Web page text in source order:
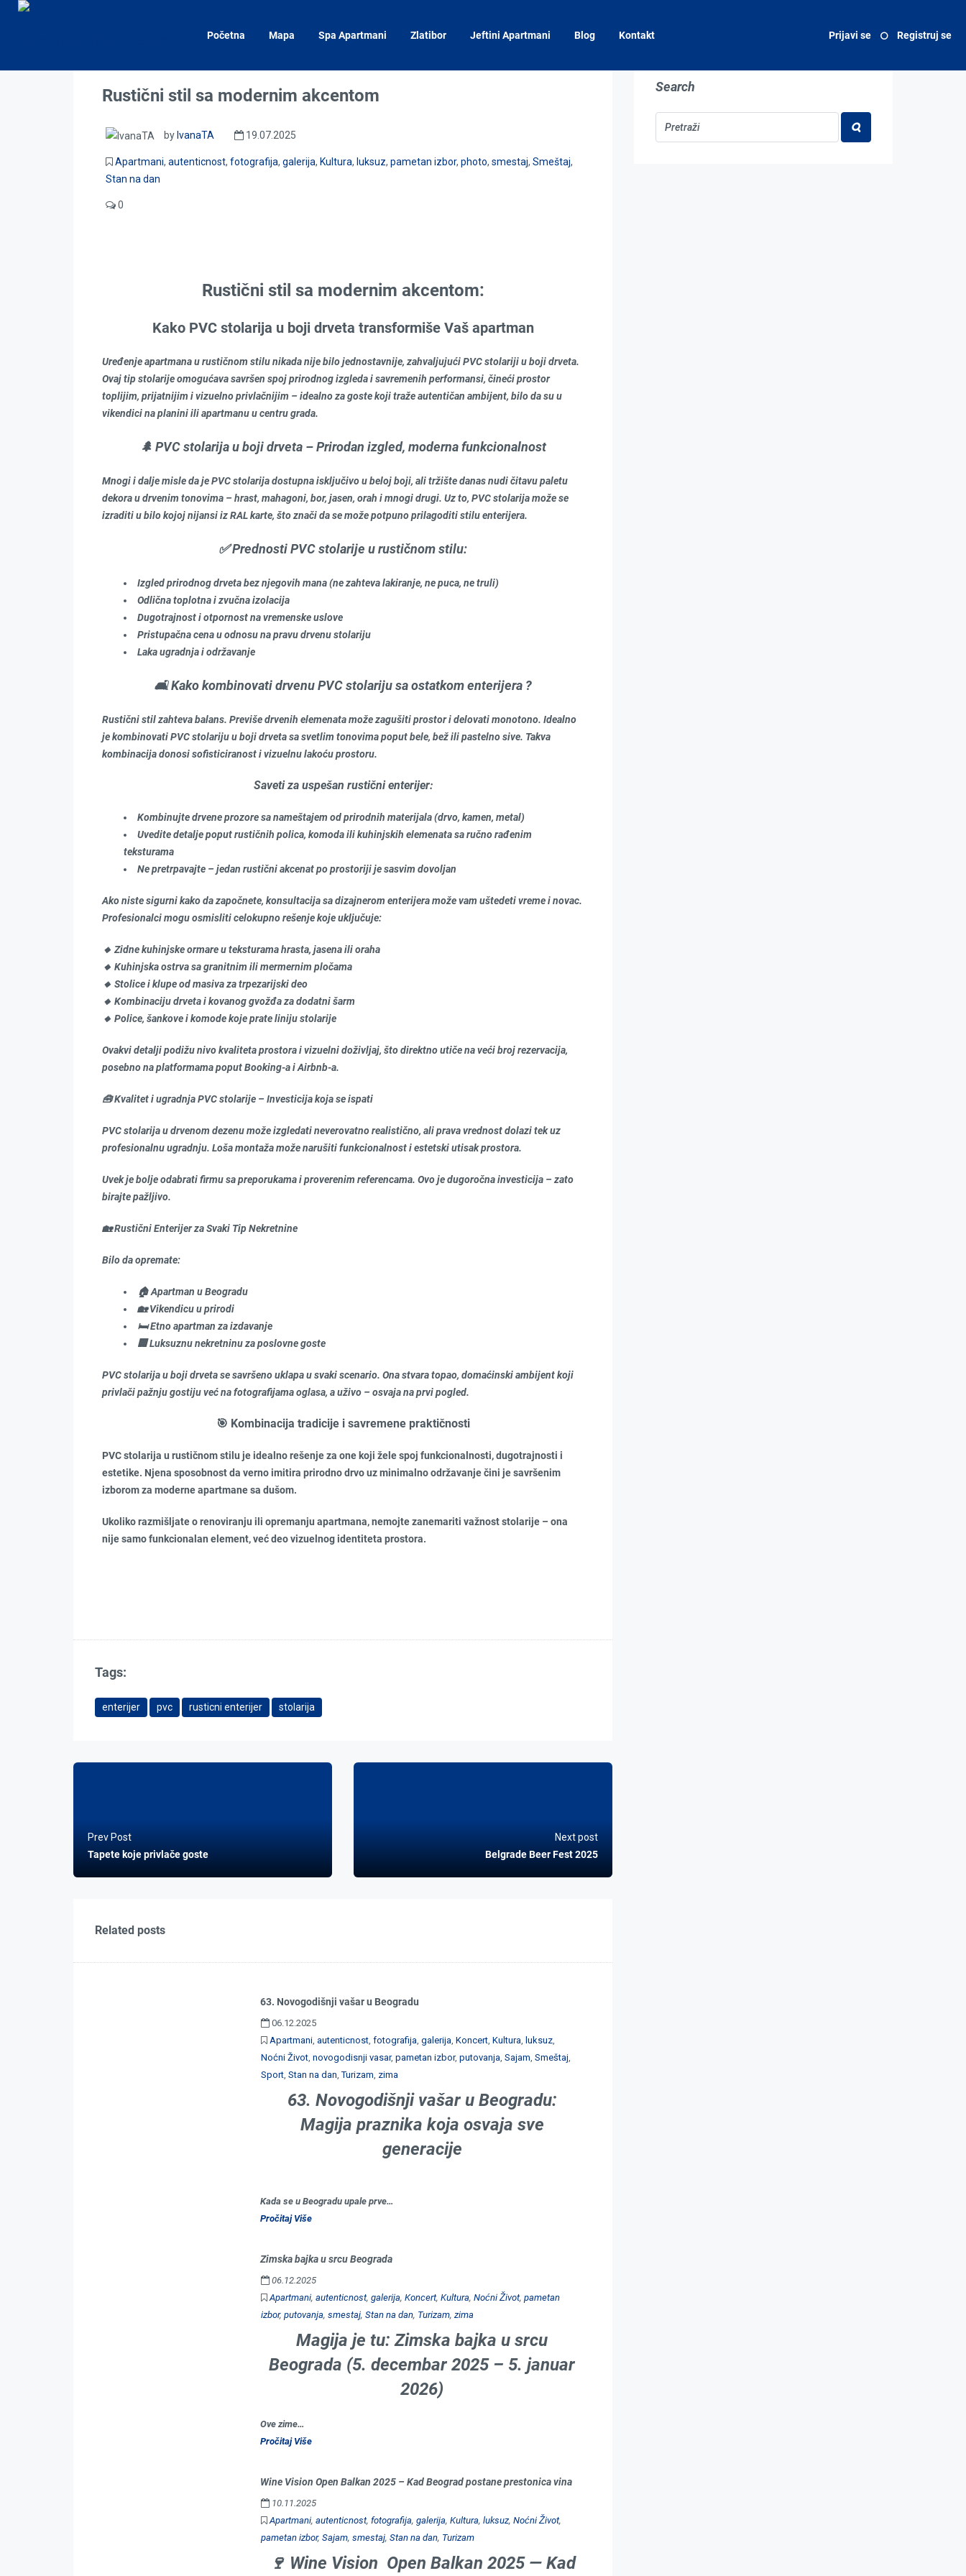
Početna Mapa Spa Apartmani Zlatibor Jeftini Apartmani Blog Kontakt Prijavi se Registruj se
Rustični stil sa modernim akcentom
by IvanaTA 19.07.2025
Apartmani, autenticnost, fotografija, galerija, Kultura, luksuz, pametan izbor, photo, smestaj, Smeštaj,
Stan na dan
0
Rustični stil sa modernim akcentom:
Kako PVC stolarija u boji drveta transformiše Vaš apartman
Uređenje apartmana u rustičnom stilu nikada nije bilo jednostavnije, zahvaljujući PVC stolariji u boji drveta.
Ovaj tip stolarije omogućava savršen spoj prirodnog izgleda i savremenih performansi, čineći prostor
toplijim, prijatnijim i vizuelno privlačnijim – idealno za goste koji traže autentičan ambijent, bilo da su u
vikendici na planini ili apartmanu u centru grada.
🌲 PVC stolarija u boji drveta – Prirodan izgled, moderna funkcionalnost
Mnogi i dalje misle da je PVC stolarija dostupna isključivo u beloj boji, ali tržište danas nudi čitavu paletu
dekora u drvenim tonovima – hrast, mahagoni, bor, jasen, orah i mnogi drugi. Uz to, PVC stolarija može se
izraditi u bilo kojoj nijansi iz RAL karte, što znači da se može potpuno prilagoditi stilu enterijera.
✅ Prednosti PVC stolarije u rustičnom stilu:
Izgled prirodnog drveta bez njegovih mana (ne zahteva lakiranje, ne puca, ne truli)
Odlična toplotna i zvučna izolacija
Dugotrajnost i otpornost na vremenske uslove
Pristupačna cena u odnosu na pravu drvenu stolariju
Laka ugradnja i održavanje
🛋️ Kako kombinovati drvenu PVC stolariju sa ostatkom enterijera ?
Rustični stil zahteva balans. Previše drvenih elemenata može zagušiti prostor i delovati monotono. Idealno
je kombinovati PVC stolariju u boji drveta sa svetlim tonovima poput bele, bež ili pastelno sive. Takva
kombinacija donosi sofisticiranost i vizuelnu lakoću prostoru.
Saveti za uspešan rustični enterijer:
Kombinujte drvene prozore sa nameštajem od prirodnih materijala (drvo, kamen, metal)
Uvedite detalje poput rustičnih polica, komoda ili kuhinjskih elemenata sa ručno rađenim
teksturama
Ne pretrpavajte – jedan rustični akcenat po prostoriji je sasvim dovoljan
Ako niste sigurni kako da započnete, konsultacija sa dizajnerom enterijera može vam uštedeti vreme i novac.
Profesionalci mogu osmisliti celokupno rešenje koje uključuje:
🔸 Zidne kuhinjske ormare u teksturama hrasta, jasena ili oraha
🔸 Kuhinjska ostrva sa granitnim ili mermernim pločama
🔸 Stolice i klupe od masiva za trpezarijski deo
🔸 Kombinaciju drveta i kovanog gvožđa za dodatni šarm
🔸 Police, šankove i komode koje prate liniju stolarije
Ovakvi detalji podižu nivo kvaliteta prostora i vizuelni doživljaj, što direktno utiče na veći broj rezervacija,
posebno na platformama poput Booking-a i Airbnb-a.
🧰 Kvalitet i ugradnja PVC stolarije – Investicija koja se ispati
PVC stolarija u drvenom dezenu može izgledati neverovatno realistično, ali prava vrednost dolazi tek uz
profesionalnu ugradnju. Loša montaža može narušiti funkcionalnost i estetski utisak prostora.
Uvek je bolje odabrati firmu sa preporukama i proverenim referencama. Ovo je dugoročna investicija – zato
birajte pažljivo.
🏡 Rustični Enterijer za Svaki Tip Nekretnine
Bilo da opremate:
🏠 Apartman u Beogradu
🏡 Vikendicu u prirodi
🛏️ Etno apartman za izdavanje
🏢 Luksuznu nekretninu za poslovne goste
PVC stolarija u boji drveta se savršeno uklapa u svaki scenario. Ona stvara topao, domaćinski ambijent koji
privlači pažnju gostiju već na fotografijama oglasa, a uživo – osvaja na prvi pogled.
🎯 Kombinacija tradicije i savremene praktičnosti
PVC stolarija u rustičnom stilu je idealno rešenje za one koji žele spoj funkcionalnosti, dugotrajnosti i
estetike. Njena sposobnost da verno imitira prirodno drvo uz minimalno održavanje čini je savršenim
izborom za moderne apartmane sa dušom.
Ukoliko razmišljate o renoviranju ili opremanju apartmana, nemojte zanemariti važnost stolarije – ona
nije samo funkcionalan element, već deo vizuelnog identiteta prostora.
Tags:
enterijer pvc rusticni enterijer stolarija
Prev Post
Tapete koje privlače goste
Next post
Belgrade Beer Fest 2025
Related posts
63. Novogodišnji vašar u Beogradu
06.12.2025
Apartmani, autenticnost, fotografija, galerija, Koncert, Kultura, luksuz,
Noćni Život, novogodisnji vasar, pametan izbor, putovanja, Sajam, Smeštaj,
Sport, Stan na dan,Turizam, zima
63. Novogodišnji vašar u Beogradu:
Magija praznika koja osvaja sve
generacije
Kada se u Beogradu upale prve…
Pročitaj Više
Zimska bajka u srcu Beograda
06.12.2025
Apartmani, autenticnost, galerija, Koncert, Kultura, Noćni Život, pametan
izbor, putovanja, smestaj, Stan na dan, Turizam, zima
Magija je tu: Zimska bajka u srcu
Beograda (5. decembar 2025 – 5. januar
2026)
Ove zime…
Pročitaj Više
Wine Vision Open Balkan 2025 – Kad Beograd postane prestonica vina
10.11.2025
Apartmani, autenticnost, fotografija, galerija, Kultura, luksuz, Noćni Život,
pametan izbor, Sajam, smestaj, Stan na dan, Turizam
🍷 Wine Vision Open Balkan 2025 — Kad
Search